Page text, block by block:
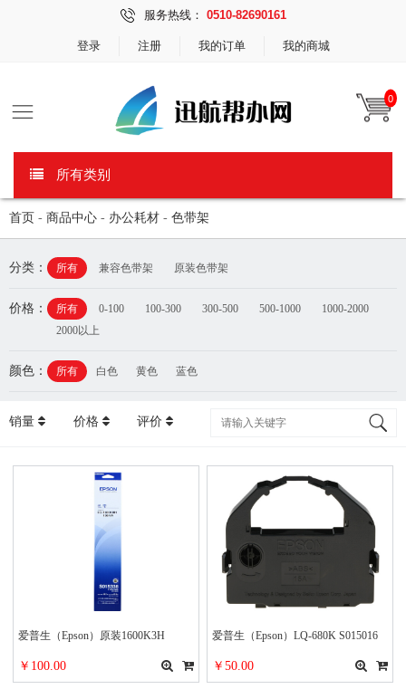
服务热线： 0510-82690161
登录 注册 我的订单 我的商城
0
所有类别
首页 - 商品中心 - 办公耗材 - 色带架
分类： 所有 兼容色带架 原装色带架
价格： 所有 0-100 100-300 300-500 500-1000
1000-2000
2000以上
颜色： 所有 白色 黄色 蓝色
销量 价格 评价
爱普生（Epson）原装1600K3H
S015336黑色色带架
￥100.00
爱普生（Epson）LQ-680K S015016
黑色色带
￥50.00